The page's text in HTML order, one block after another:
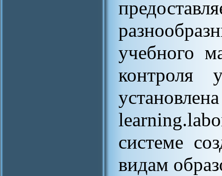
учебного
контроля
системе
видам